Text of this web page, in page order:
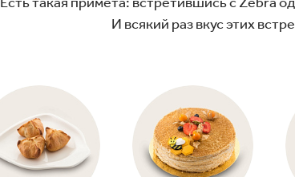
И всякий раз вкус этих